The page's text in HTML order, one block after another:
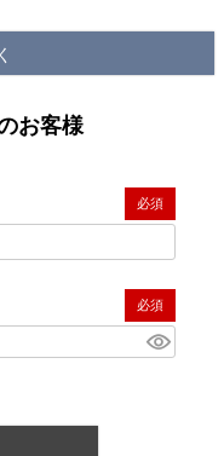
お客様
(必須)
(必須)